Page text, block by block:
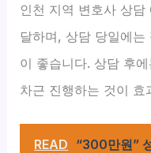
인천 지역 변호사 상담
달하며, 상담 당일에
이 좋습니다. 상담 후
차근 진행하는 것이 효
READ “300만원”